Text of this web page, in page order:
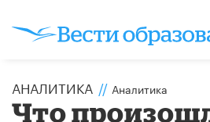
АНАЛИТИКА // Аналитика
Что